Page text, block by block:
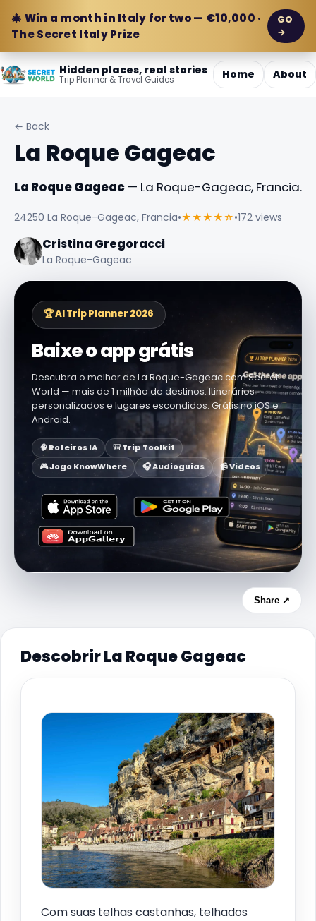
🎄 Win a month in Italy for two — €10,000 ·
The Secret Italy Prize
GO
→
Hidden places, real stories
Trip Planner & Travel Guides Home About
← Back
La Roque Gageac
La Roque Gageac — La Roque-Gageac, Francia.
24250 La Roque-Gageac, Francia•★★★★☆•172 views
Cristina Gregoracci
La Roque-Gageac
🏆 AI Trip Planner 2026
Baixe o app grátis
Descubra o melhor de La Roque-Gageac com Secret
World — mais de 1 milhão de destinos. Itinerários
personalizados e lugares escondidos. Grátis no iOS e
Android.
🧠 Roteiros IA
🎒 Trip Toolkit
🎮 Jogo KnowWhere
🎧 Audioguias 📹 Vídeos
Share ↗
Descobrir La Roque Gageac
Com suas telhas castanhas, telhados